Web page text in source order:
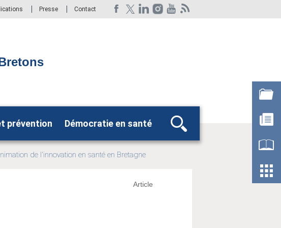
Presse Contact
prévention Démocratie en santé
Rechercher
de l'innovation en santé en Bretagne
Article